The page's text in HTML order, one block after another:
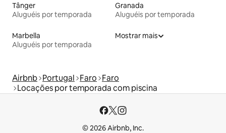
Tânger
Aluguéis por temporada
Granada
Aluguéis por temporada
Marbella
Aluguéis por temporada
Mostrar mais
Airbnb Portugal Faro Faro
Locações por temporada com piscina
© 2026 Airbnb, Inc.